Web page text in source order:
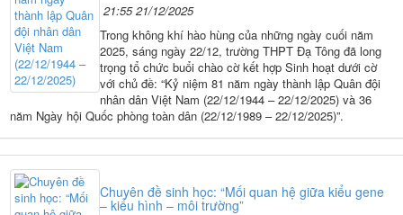
21:55 21/12/2025
Trong không khí hào hùng của những ngày cuối năm
2025, sáng ngày 22/12, trường THPT Đạ Tông đã long
trọng tổ chức buổi chào cờ kết hợp Sinh hoạt dưới cờ
với chủ đề: “Kỷ niệm 81 năm ngày thành lập Quân đội
nhân dân Việt Nam (22/12/1944 – 22/12/2025) và 36
năm Ngày hội Quốc phòng toàn dân (22/12/1989 – 22/12/2025)”.
Chuyên đề sinh học: “Mối quan hệ giữa kiểu gene
– kiểu hình – môi trường”